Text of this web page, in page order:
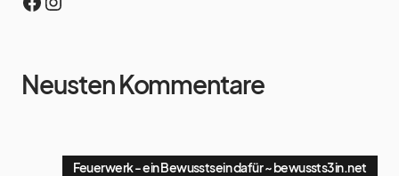
Neusten Kommentare
Feuerwerk - ein Bewusstsein dafür ~ bewussts3in.net